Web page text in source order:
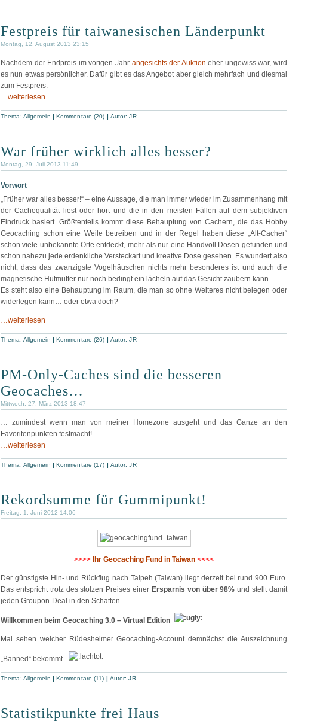
Festpreis für taiwanesischen Länderpunkt
Montag, 12. August 2013 23:15
Nachdem der Endpreis im vorigen Jahr angesichts der Auktion eher ungewiss war, wird
es nun etwas persönlicher. Dafür gibt es das Angebot aber gleich mehrfach und diesmal
zum Festpreis.
…weiterlesen
Thema: Allgemein | Kommentare (20) | Autor:JR
War früher wirklich alles besser?
Montag, 29. Juli 2013 11:49
Vorwort
„Früher war alles besser!“ – eine Aussage, die man immer wieder im Zusammenhang mit
der Cachequalität liest oder hört und die in den meisten Fällen auf dem subjektiven
Eindruck basiert. Größtenteils kommt diese Behauptung von Cachern, die das Hobby
Geocaching schon eine Weile betreiben und in der Regel haben diese „Alt-Cacher“
schon viele unbekannte Orte entdeckt, mehr als nur eine Handvoll Dosen gefunden und
schon nahezu jede erdenkliche Versteckart und kreative Dose gesehen. Es wundert also
nicht, dass das zwanzigste Vogelhäuschen nichts mehr besonderes ist und auch die
magnetische Hutmutter nur noch bedingt ein lächeln auf das Gesicht zaubern kann.
Es steht also eine Behauptung im Raum, die man so ohne Weiteres nicht belegen oder
widerlegen kann… oder etwa doch?
…weiterlesen
Thema: Allgemein | Kommentare (26) | Autor:JR
PM-Only-Caches sind die besseren
Geocaches…
Mittwoch, 27. März 2013 18:47
… zumindest wenn man von meiner Homezone ausgeht und das Ganze an den
Favoritenpunkten festmacht!
…weiterlesen
Thema: Allgemein | Kommentare (17) | Autor:JR
Rekordsumme für Gummipunkt!
Freitag, 1. Juni 2012 14:06
>>>> Ihr Geocaching Fund in Taiwan <<<<
Der günstigste Hin- und Rückflug nach Taipeh (Taiwan) liegt derzeit bei rund 900 Euro.
Das entspricht trotz des stolzen Preises einer Ersparnis von über 98% und stellt damit
jeden Groupon-Deal in den Schatten.
Willkommen beim Geocaching 3.0 – Virtual Edition
Mal sehen welcher Rüdesheimer Geocaching-Account demnächst die Auszeichnung
„Banned“ bekommt.
Thema: Allgemein | Kommentare (11) | Autor:JR
Statistikpunkte frei Haus